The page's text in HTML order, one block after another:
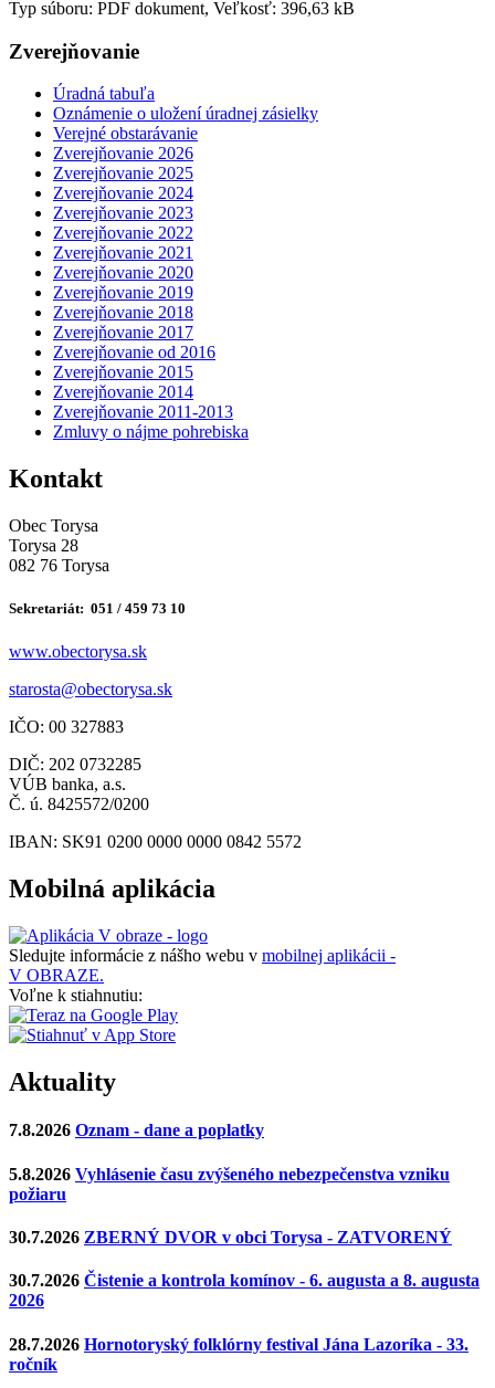
Typ súboru: PDF dokument, Veľkosť: 396,63 kB
Zverejňovanie
Úradná tabuľa
Oznámenie o uložení úradnej zásielky
Verejné obstarávanie
Zverejňovanie 2026
Zverejňovanie 2025
Zverejňovanie 2024
Zverejňovanie 2023
Zverejňovanie 2022
Zverejňovanie 2021
Zverejňovanie 2020
Zverejňovanie 2019
Zverejňovanie 2018
Zverejňovanie 2017
Zverejňovanie od 2016
Zverejňovanie 2015
Zverejňovanie 2014
Zverejňovanie 2011-2013
Zmluvy o nájme pohrebiska
Kontakt
Obec Torysa
Torysa 28
082 76 Torysa
Sekretariát: 051 / 459 73 10
www.obectorysa.sk
starosta@obectorysa.sk
IČO: 00 327883
DIČ: 202 0732285
VÚB banka, a.s.
Č. ú. 8425572/0200
IBAN: SK91 0200 0000 0000 0842 5572
Mobilná aplikácia
Sledujte informácie z nášho webu v mobilnej aplikácii -
V OBRAZE.
Voľne k stiahnutiu:
Aktuality
7.8.2026 Oznam - dane a poplatky
5.8.2026 Vyhlásenie času zvýšeného nebezpečenstva vzniku
požiaru
30.7.2026 ZBERNÝ DVOR v obci Torysa - ZATVORENÝ
30.7.2026 Čistenie a kontrola komínov - 6. augusta a 8. augusta
2026
28.7.2026 Hornotoryský folklórny festival Jána Lazoríka - 33.
ročník